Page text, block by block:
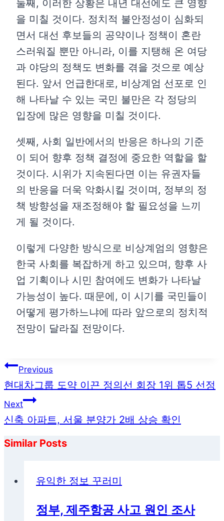
둘째, 이러한 상황은 내년 대선에도 큰 영향
을 미칠 것이다. 정치적 불안정성이 심화되
면서 대선 후보들의 공약이나 정책이 혼란
스러워질 뿐만 아니라, 이를 지탱해 온 여당
과 야당의 정책도 변화를 겪을 것으로 예상
된다. 앞서 언급한대로, 비상계엄 선포로 인
해 나타날 수 있는 국민 불만은 각 정당의
입장에 많은 영향을 미칠 것이다.
셋째, 사회 일반에서의 반응은 하나의 기준
이 되어 향후 정책 결정에 중요한 역할을 할
것이다. 시위가 지속된다면 이는 유권자들
의 반응을 더욱 악화시킬 것이며, 정부의 정
책 방향성을 재조정해야 할 필요성을 느끼
게 될 것이다.
이렇게 다양한 방식으로 비상계엄의 영향은
한국 사회를 복잡하게 하고 있으며, 향후 사
업 기획이나 시민 참여에도 변화가 나타날
가능성이 높다. 때문에, 이 시기를 국민들이
어떻게 평가하느냐에 따라 앞으로의 정치적
전망이 달라질 전망이다.
글
탐
Previous
현대차그룹 도약 이끈 정의선 회장 1위 톱5 선정
Next
신축 아파트, 서울 분양가 2배 상승 확인
Similar Posts
유익한 정보 꾸러미
정부, 제주항공 사고 원인 조사